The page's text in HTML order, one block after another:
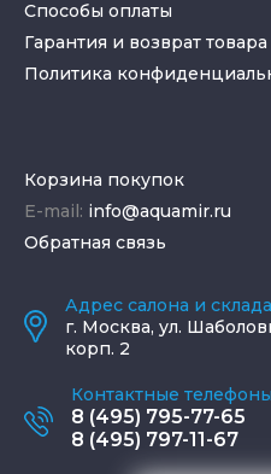
Способы оплаты
Гарантия и возврат товара
Политика
Корзина покупок
E-mail: info@aquamir.ru
Обратная связь
Адрес салона и склада
г. Москва, ул.
корп. 2
Контактные телефоны
8 (495) 795-77-65
8 (495) 797-11-67